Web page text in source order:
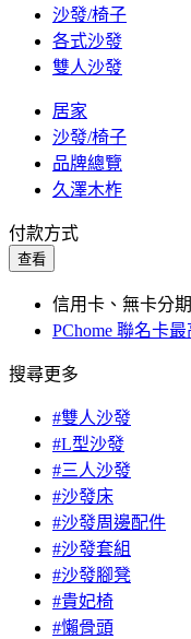
沙發/椅子
各式沙發
雙人沙發
居家
沙發/椅子
品牌總覽
久澤木柞
付款方式
查看
信用卡、無卡分
PChome 聯名卡
搜尋更多
#雙人沙發
#L型沙發
#三人沙發
#沙發床
#沙發周邊配件
#沙發套組
#沙發腳凳
#貴妃椅
#懶骨頭